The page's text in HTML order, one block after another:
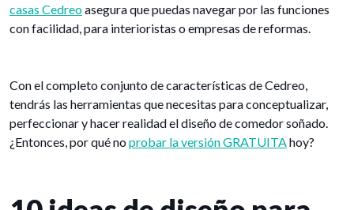
casas Cedreoasegura que puedas navegar por las funciones
con facilidad, para interioristas o empresas de reformas.
Con el completo conjunto de características de Cedreo,
tendrás las herramientas que necesitas para conceptualizar,
perfeccionar y hacer realidad el diseño de comedor soñado.
¿Entonces, por qué noprobar la versión GRATUITAhoy?